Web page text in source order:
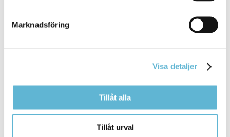
Marknadsföring
Visa detaljer
Tillåt alla
Tillåt urval
Postadress
Box 18, 295 21 Bromölla
Fax: 0456-82 22 00